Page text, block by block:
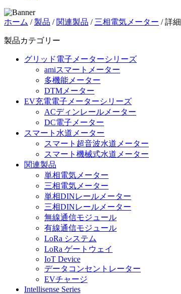
ホーム /製品 / 関連製品 / 三相電気メーター / 詳細
製品カテゴリー
グリッド電子メーターシリーズ
amiスマートメーター
多機能メーター
DTMメーター
EV充電電子メーターシリーズ
ACディンレールメーター
DC電子メーター
スマート水道メーター
スマート超音波水道メーター
スマート機械式水道メーター
関連製品
単相電気メーター
三相電気メーター
単相DINレールメーター
三相DINレールメーター
無線通信モジュール
有線通信モジュール
LoRa システム
LoRa ゲートウェイ
IoT Device
データコンセントレーター
EVチャージ
Intellisense Series